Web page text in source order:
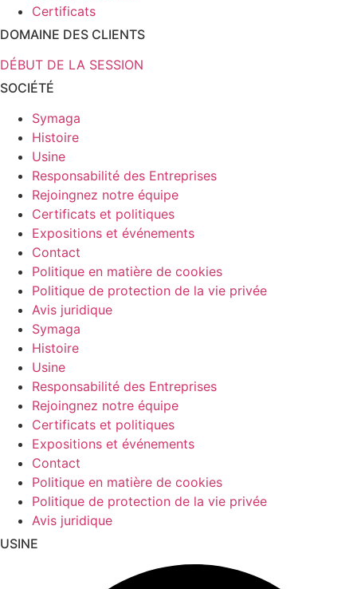
Certificats
DOMAINE DES CLIENTS
DÉBUT DE LA SESSION
SOCIÉTÉ
Symaga
Histoire
Usine
Responsabilité des Entreprises
Rejoingnez notre équipe
Certificats et politiques
Expositions et événements
Contact
Politique en matière de cookies
Politique de protection de la vie privée
Avis juridique
Symaga
Histoire
Usine
Responsabilité des Entreprises
Rejoingnez notre équipe
Certificats et politiques
Expositions et événements
Contact
Politique en matière de cookies
Politique de protection de la vie privée
Avis juridique
USINE